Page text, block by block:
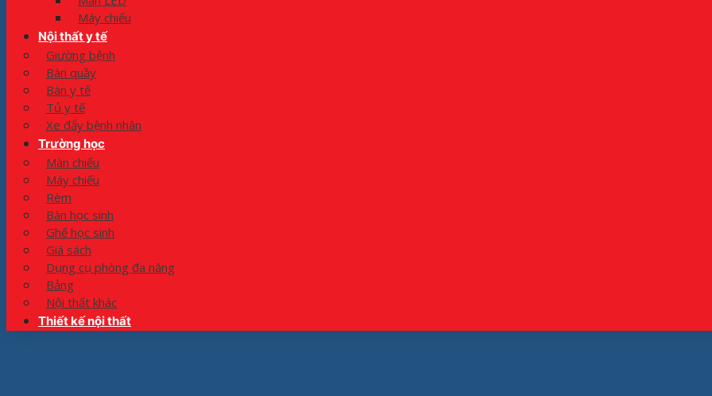
Máy chiếu
Nội thất y tế
Giường bệnh
Bàn quầy
Bàn y tế
Tủ y tế
Xe đẩy bệnh nhân
Trường học
Màn chiếu
Máy chiếu
Rèm
Bàn học sinh
Ghế học sinh
Giá sách
Dụng cụ phòng đa năng
Bảng
Nội thất khác
Thiết kế nội thất